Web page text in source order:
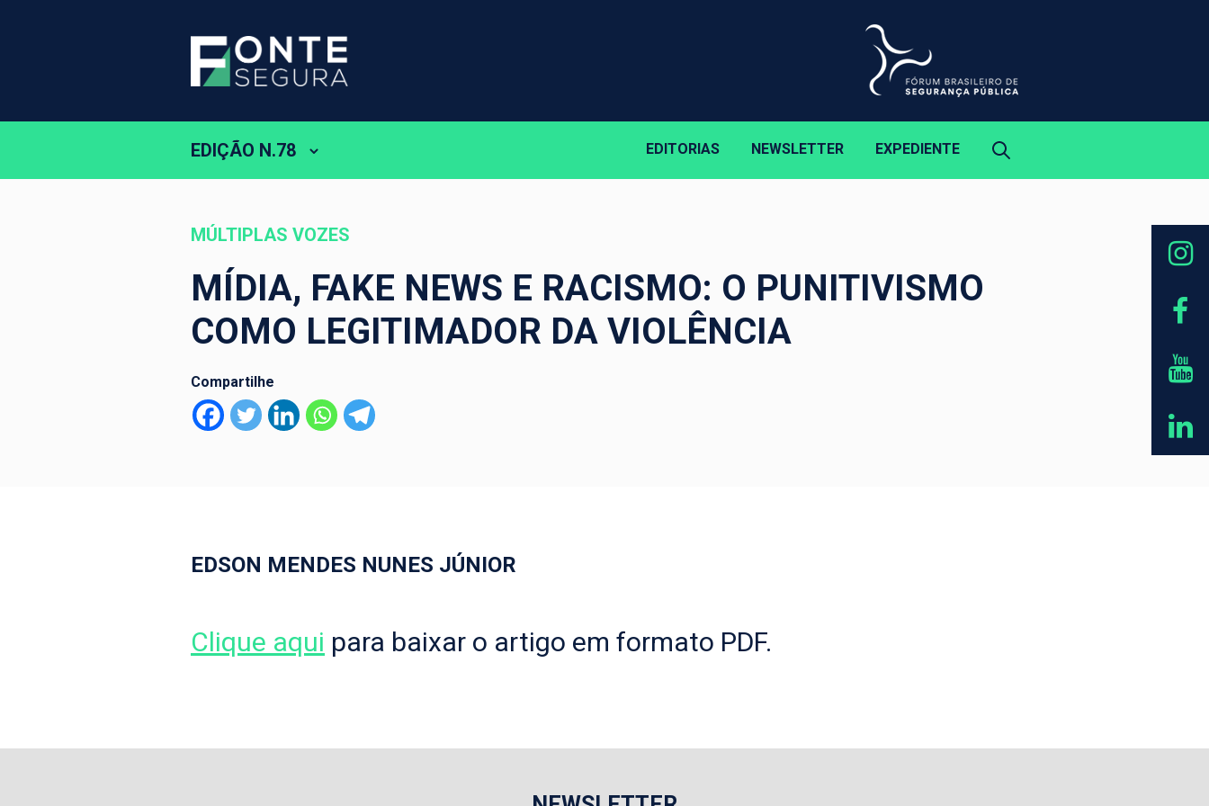
EDIÇÃO N.78 EDITORIAS NEWSLETTER EXPEDIENTE
MÚLTIPLAS VOZES
MÍDIA, FAKE NEWS E RACISMO: O PUNITIVISMO
COMO LEGITIMADOR DA VIOLÊNCIA
Compartilhe
EDSON MENDES NUNES JÚNIOR
Clique aqui para baixar o artigo em formato PDF.